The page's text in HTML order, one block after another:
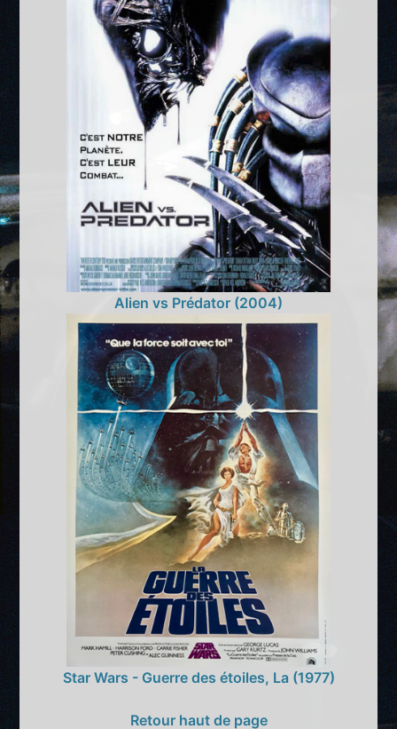
Alien vs Prédator (2004)
Star Wars - Guerre des étoiles, La (1977)
Retour haut de page